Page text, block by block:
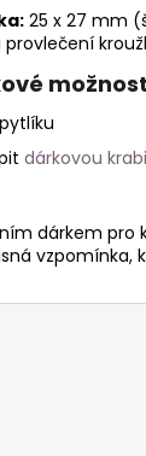
25 x 27 mm
dárkovou
dárkem pro
vzpomínka,